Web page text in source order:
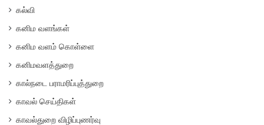
கல்வி
கனிம வளங்கள்
கனிம வளம் கொள்ளை
கனிமவளத்துறை
கால்நடை பராமரிப்புத்துறை
காவல் செய்திகள்
காவல்துறை விழிப்புணர்வு